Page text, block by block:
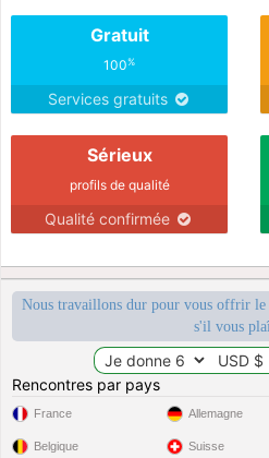
Gratuit
100%
Services gratuits
Sérieux
profils de qualité
Qualité confirmée
Nous travaillons dur pour vous offrir le
s'il vous
Rencontres par pays
France
Belgique
Allemagne
Suisse